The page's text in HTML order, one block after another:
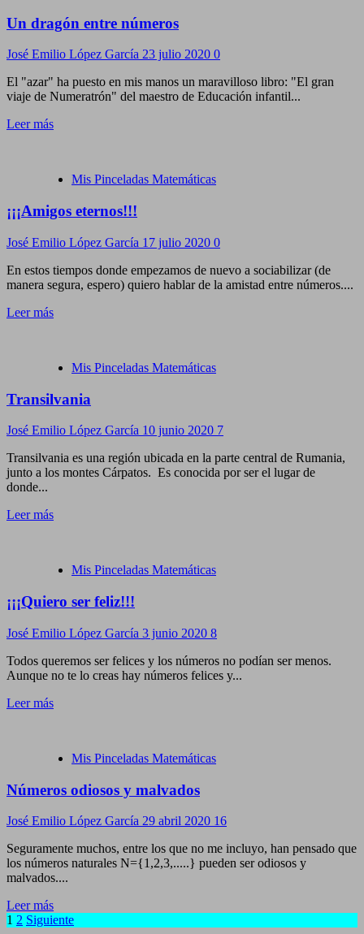
Un dragón entre números
José Emilio López García 23 julio 2020 0
El "azar" ha puesto en mis manos un maravilloso libro: "El gran
viaje de Numeratrón" del maestro de Educación infantil...
Leer más
Mis Pinceladas Matemáticas
¡¡¡Amigos eternos!!!
José Emilio López García 17 julio 2020 0
En estos tiempos donde empezamos de nuevo a sociabilizar (de
manera segura, espero) quiero hablar de la amistad entre números....
Leer más
Mis Pinceladas Matemáticas
Transilvania
José Emilio López García 10 junio 2020 7
Transilvania es una región ubicada en la parte central de Rumania,
junto a los montes Cárpatos. Es conocida por ser el lugar de
donde...
Leer más
Mis Pinceladas Matemáticas
¡¡¡Quiero ser feliz!!!
José Emilio López García 3 junio 2020 8
Todos queremos ser felices y los números no podían ser menos.
Aunque no te lo creas hay números felices y...
Leer más
Mis Pinceladas Matemáticas
Números odiosos y malvados
José Emilio López García 29 abril 2020 16
Seguramente muchos, entre los que no me incluyo, han pensado que
los números naturales N={1,2,3,.....} pueden ser odiosos y
malvados....
Leer más
Navegación
1 2 Siguiente